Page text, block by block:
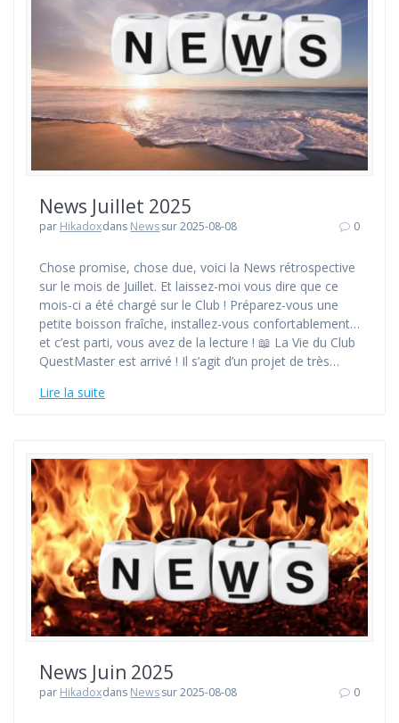
News Juillet 2025
par Hikadoxdans Newssur 2025-08-08 0
Chose promise, chose due, voici la News rétrospective
sur le mois de Juillet. Et laissez-moi vous dire que ce
mois-ci a été chargé sur le Club ! Préparez-vous une
petite boisson fraîche, installez-vous confortablement…
et c’est parti, vous avez de la lecture ! 📖 La Vie du Club
QuestMaster est arrivé ! Il s’agit d’un projet de très…
Lire la suite
News Juin 2025
par Hikadoxdans Newssur 2025-08-08 0